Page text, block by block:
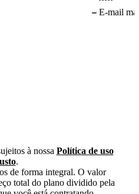
E-mail
à nossa Política de uso
.
de forma integral. O valor
total do plano dividido pela